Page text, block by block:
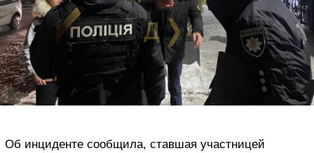
Об инциденте сообщила, ставшая участницей